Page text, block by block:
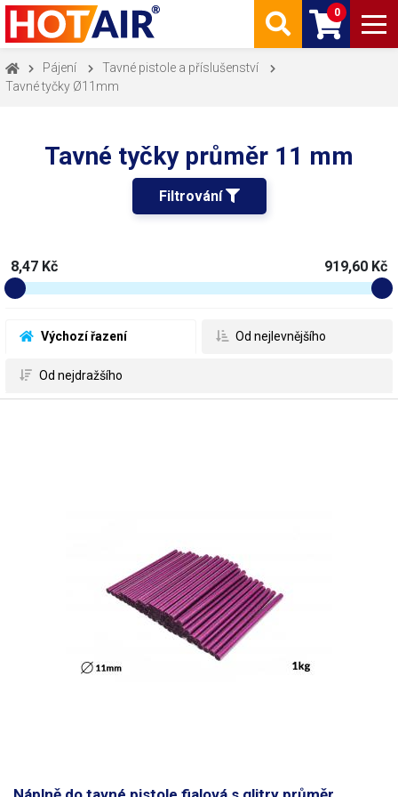
0
Pájení
Tavné pistole a příslušenství
Tavné tyčky Ø11mm
Tavné tyčky průměr 11 mm
Filtrování
Výchozí řazení Od nejlevnějšího
Od nejdražšího
8,47 Kč 919,60 Kč